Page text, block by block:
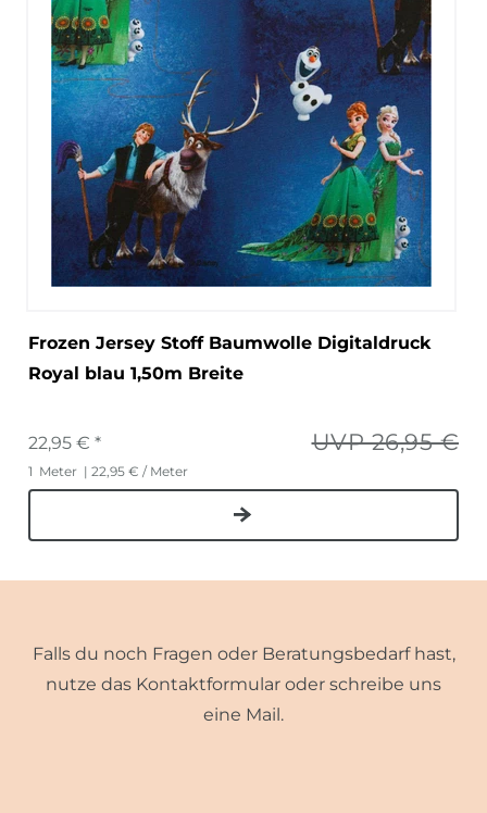
Frozen Jersey Stoff Baumwolle Digitaldruck
Royal blau 1,50m Breite
UVP 26,95 €
22,95 € *
1 Meter | 22,95 € / Meter
Falls du noch Fragen oder Beratungsbedarf hast,
nutze das Kontaktformular oder schreibe uns
eine Mail.